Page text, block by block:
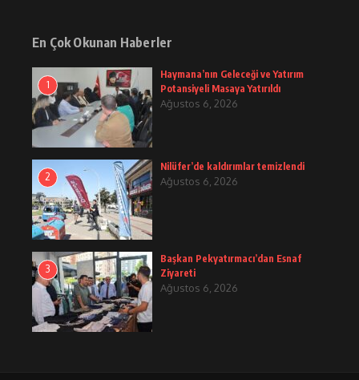
En Çok Okunan Haberler
1
Haymana’nın Geleceği ve Yatırım
Potansiyeli Masaya Yatırıldı
Ağustos 6, 2026
2
Nilüfer’de kaldırımlar temizlendi
Ağustos 6, 2026
3
Başkan Pekyatırmacı’dan Esnaf
Ziyareti
Ağustos 6, 2026